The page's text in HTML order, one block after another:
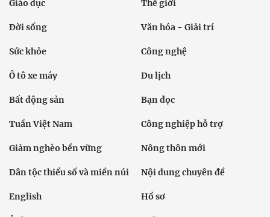
Giáo dục Thế giới
Đời sống Văn hóa - Giải trí
Sức khỏe Công nghệ
Ô tô xe máy Du lịch
Bất động sản Bạn đọc
Tuần Việt Nam Công nghiệp hỗ trợ
Giảm nghèo bền vững Nông thôn mới
Dân tộc thiểu số và miền núi Nội dung chuyên đề
English Hồ sơ